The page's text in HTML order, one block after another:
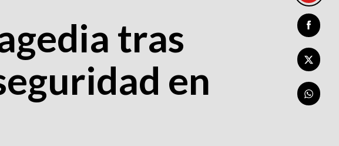
tras
en